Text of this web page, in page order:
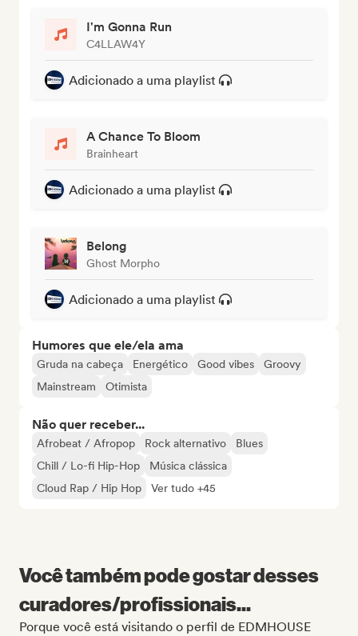
I'm Gonna Run
C4LLAW4Y
Adicionado a uma playlist
A Chance To Bloom
Brainheart
Adicionado a uma playlist
Belong
Ghost Morpho
Adicionado a uma playlist
Humores que ele/ela ama
Gruda na cabeça Energético Good vibes
Groovy
Mainstream
Otimista
Não quer receber...
Afrobeat / Afropop Rock alternativo
Blues
Chill / Lo-fi Hip-Hop
Música clássica
Cloud Rap / Hip Hop
Ver tudo +45
Você também pode gostar desses
curadores/profissionais...
Porque você está visitando o perfil de EDMHOUSE